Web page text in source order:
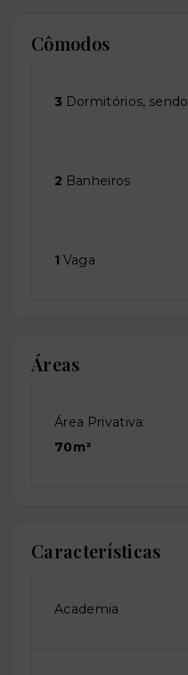
Cômodos
3 Dormitórios, sendo
2 Banheiros
1 Vaga
Áreas
Área Privativa:
70m²
Características
Academia